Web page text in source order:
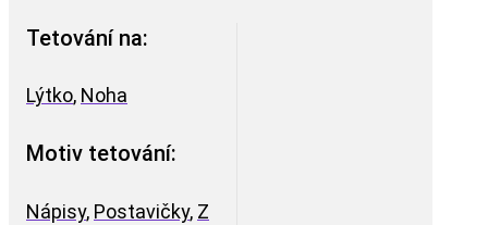
Tetování na:
Lýtko, Noha
Motiv tetování:
Nápisy, Postavičky, Z